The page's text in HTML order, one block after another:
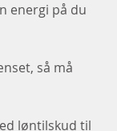
energi på du
så må
løntilskud til